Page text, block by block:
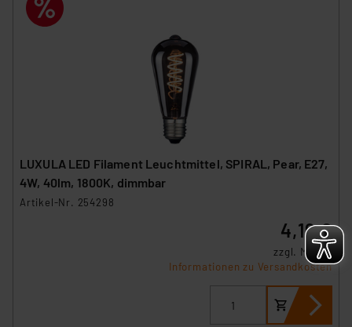
LUXULA LED Filament Leuchtmittel, SPIRAL, Pear, E27,
4W, 40lm, 1800K, dimmbar
Artikel-Nr. 254298
4,19 €
zzgl. MwSt.
Informationen zu Versandkosten